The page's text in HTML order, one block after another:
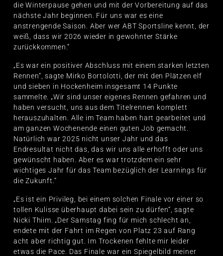
die Winterpause gehen und mit der Vorbereitung auf das
nächste Jahr beginnen. Für uns war es eine
anstrengende Saison. Aber wer ABT Sportsline kennt, der
weiß, dass wir 2026 wieder in gewohnter Stärke
zurückkommen.“
„Es war ein positiver Abschluss mit einem starken letzten
Rennen“, sagte Mirko Bortolotti, der mit den Plätzen elf
und sieben in Hockenheim insgesamt 14 Punkte
sammelte. „Wir sind unser eigenes Rennen gefahren und
haben versucht, uns aus dem Titelrennen komplett
herauszuhalten. Alle im Team haben hart gearbeitet und
am ganzen Wochenende einen guten Job gemacht.
Natürlich war 2025 nicht unser Jahr und das
Endresultat nicht das, das wir uns alle erhofft oder uns
gewünscht haben. Aber es war trotzdem ein sehr
wichtiges Jahr für das Team bezüglich der Learnings für
die Zukunft.“
„Es ist ein Privileg, bei einem solchen Finale vor einer so
tollen Kulisse überhaupt dabei sein zu dürfen“, sagte
Nicki Thiim. „Der Samstag fing für mich schlecht an,
endete mit der Fahrt im Regen von Platz 23 auf Rang
acht aber richtig gut. Im Trockenen fehlte mir leider
etwas die Pace. Das Finale war ein Spiegelbild meiner